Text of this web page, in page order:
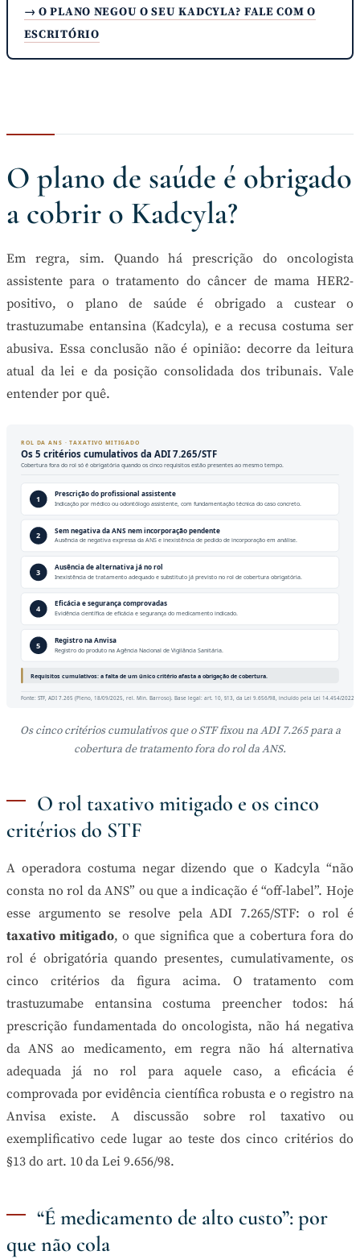
→ O PLANO NEGOU O SEU KADCYLA? FALE COM O
ESCRITÓRIO
O plano de saúde é obrigado
a cobrir o Kadcyla?
Em regra, sim. Quando há prescrição do oncologista
assistente para o tratamento do câncer de mama HER2-
positivo, o plano de saúde é obrigado a custear o
trastuzumabe entansina (Kadcyla), e a recusa costuma ser
abusiva. Essa conclusão não é opinião: decorre da leitura
atual da lei e da posição consolidada dos tribunais. Vale
entender por quê.
ROL DA ANS · TAXATIVO MITIGADO
Os 5 critérios cumulativos da ADI 7.265/STF
Cobertura fora do rol só é obrigatória quando os cinco requisitos estão presentes ao mesmo tempo.
1
Prescrição do profissional assistente
Indicação por médico ou odontólogo assistente, com fundamentação técnica do caso concreto.
2
Sem negativa da ANS nem incorporação pendente
Ausência de negativa expressa da ANS e inexistência de pedido de incorporação em análise.
3
Ausência de alternativa já no rol
Inexistência de tratamento adequado e substituto já previsto no rol de cobertura obrigatória.
4
Eficácia e segurança comprovadas
Evidência científica de eficácia e segurança do medicamento indicado.
5
Registro na Anvisa
Registro do produto na Agência Nacional de Vigilância Sanitária.
Requisitos cumulativos: a falta de um único critério afasta a obrigação de cobertura.
Fonte: STF, ADI 7.265 (Pleno, 18/09/2025, rel. Min. Barroso). Base legal: art. 10, §13, da Lei 9.656/98, incluído pela Lei 14.454/2022.
Os cinco critérios cumulativos que o STF fixou na ADI 7.265 para a
cobertura de tratamento fora do rol da ANS.
O rol taxativo mitigado e os cinco
critérios do STF
A operadora costuma negar dizendo que o Kadcyla “não
consta no rol da ANS” ou que a indicação é “off-label”. Hoje
esse argumento se resolve pela ADI 7.265/STF: o rol é
taxativo mitigado, o que significa que a cobertura fora do
rol é obrigatória quando presentes, cumulativamente, os
cinco critérios da figura acima. O tratamento com
trastuzumabe entansina costuma preencher todos: há
prescrição fundamentada do oncologista, não há negativa
da ANS ao medicamento, em regra não há alternativa
adequada já no rol para aquele caso, a eficácia é
comprovada por evidência científica robusta e o registro na
Anvisa existe. A discussão sobre rol taxativo ou
exemplificativo cede lugar ao teste dos cinco critérios do
§13 do art. 10 da Lei 9.656/98.
“É medicamento de alto custo”: por
que não cola